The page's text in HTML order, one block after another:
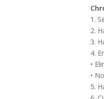
1.
2.
3.
4.
•
•
5.